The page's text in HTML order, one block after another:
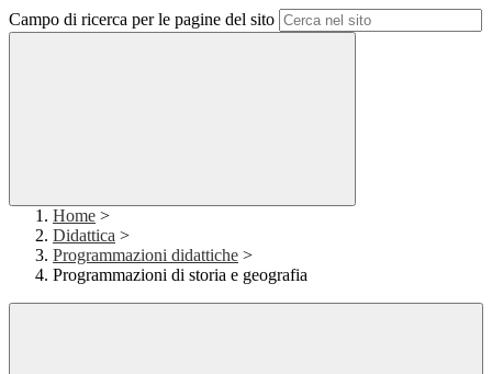
Campo di ricerca per le pagine del sito
Home >
Didattica >
Programmazioni didattiche >
Programmazioni di storia e geografia